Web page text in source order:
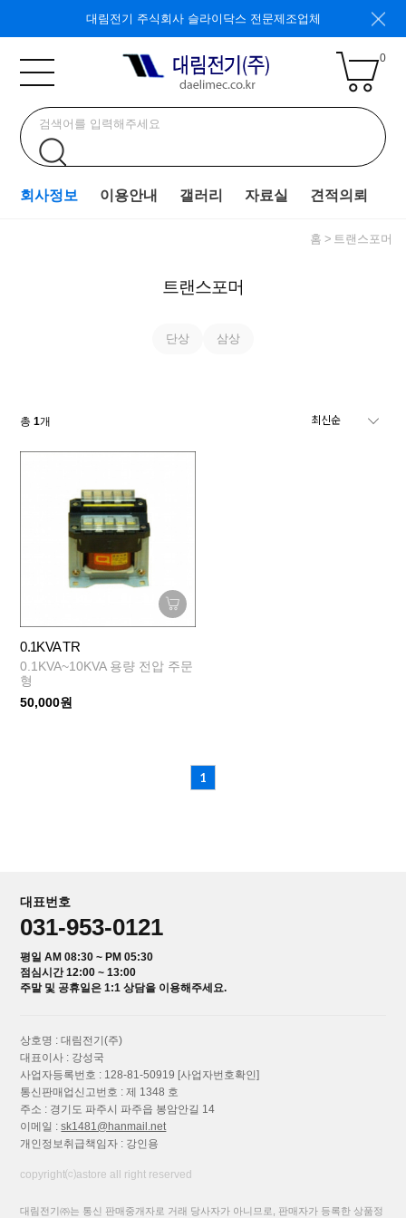
대림전기 주식회사 슬라이닥스 전문제조업체
0
회사정보 이용안내 갤러리 자료실 견적의뢰
홈 트랜스포머
트랜스포머
단상 삼상
총1개
0.1KVA TR
0.1KVA~10KVA 용량 전압 주문
형
50,000원
1
대표번호
031-953-0121
평일 AM 08:30 ~ PM 05:30
점심시간 12:00 ~ 13:00
주말 및 공휴일은 1:1 상담을 이용해주세요.
상호명 : 대림전기(주)
대표이사 : 강성국
사업자등록번호 : 128-81-50919 [사업자번호확인]
통신판매업신고번호 : 제 1348 호
주소 : 경기도 파주시 파주읍 봉암안길 14
이메일 :sk1481@hanmail.net
개인정보취급책임자 : 강인용
copyright⒞astore all right reserved
대림전기㈜는 통신 판매중개자로 거래 당사자가 아니므로, 판매자가 등록한 상품정